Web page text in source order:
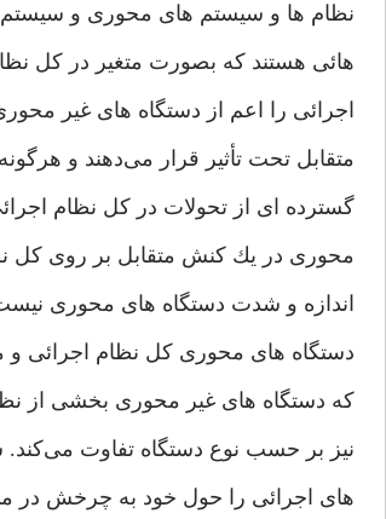
نظام ها و سيستم های‌ محوری‌ و
هائی‌ هستند كه بصورت متغير در كل
اجرائی‌ را اعم از دستگاه های‌ غير
متقابل تحت تأثير قرار می‌دهند و
گسترده ای‌ از تحولات در كل نظام
محوری‌ در يك كنش متقابل بر روی‌ كل
اندازه و شدت دستگاه های‌ محوری‌
دستگاه های‌ محوری‌ كل نظام اجرائی‌
كه دستگاه های ‌غير محور‌ی بخشی‌ از
نيز بر حسب نوع دستگاه تفاوت
ها‌ی اجرائی‌ را حول خود به چرخش در